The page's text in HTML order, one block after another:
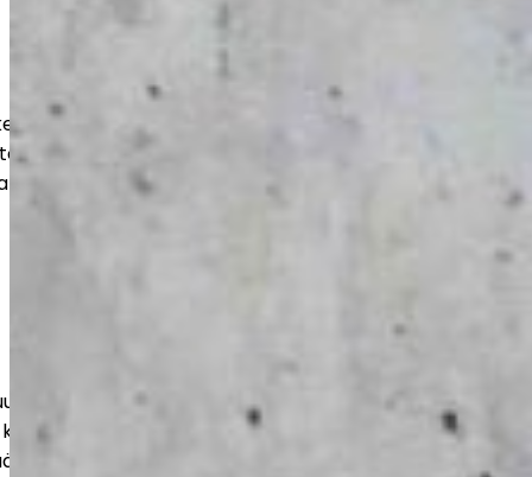
ja tehokkaasti toteutetut
varastoihin ja liiketiloihin. Työt
vastaaviksi.
varastoihin ja suuriin tiloihin.
mukaan, jotta lopputulos
aikaa.